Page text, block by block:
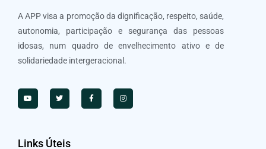
A APP visa a promoção da dignificação, respeito, saúde,
autonomia, participação e segurança das pessoas
idosas, num quadro de envelhecimento ativo e de
solidariedade intergeracional.
Links Úteis